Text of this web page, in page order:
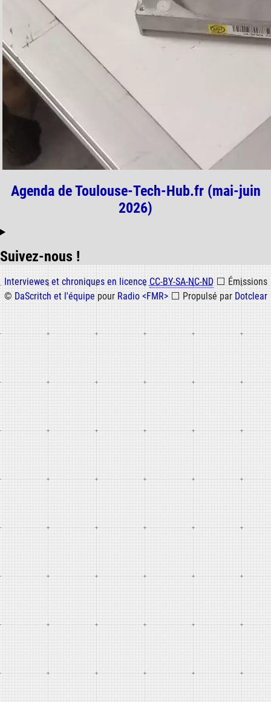
Agenda de Toulouse-Tech-Hub.fr (mai-juin
2026)
Suivez-nous !
Informations
Interviewes et chroniques en licence CC-BY-SA-NC-ND ⬜ Émissions
© DaScritch et l'équipe pour Radio <FMR> ⬜ Propulsé par Dotclear